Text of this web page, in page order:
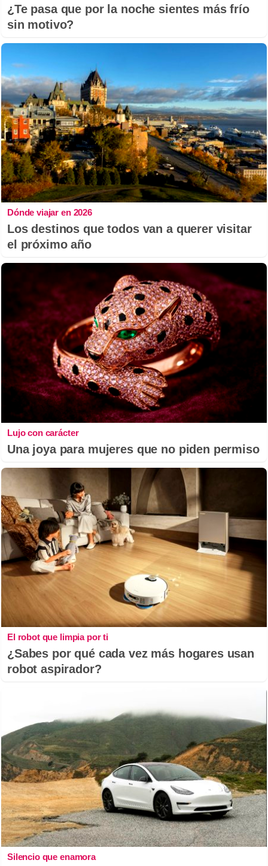
¿Te pasa que por la noche sientes más frío
sin motivo?
Dónde viajar en 2026
Los destinos que todos van a querer visitar
el próximo año
Lujo con carácter
Una joya para mujeres que no piden permiso
El robot que limpia por ti
¿Sabes por qué cada vez más hogares usan
robot aspirador?
Silencio que enamora